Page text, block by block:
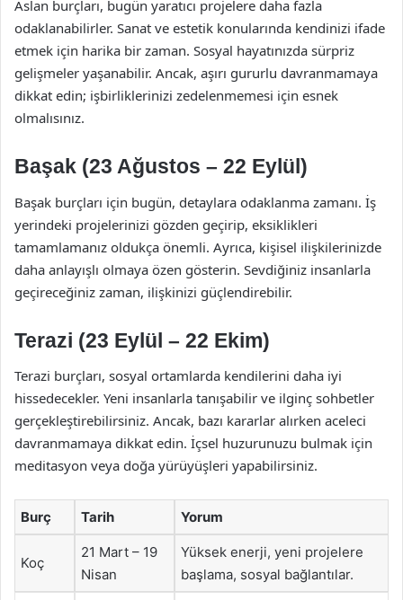
Aslan burçları, bugün yaratıcı projelere daha fazla
odaklanabilirler. Sanat ve estetik konularında kendinizi ifade
etmek için harika bir zaman. Sosyal hayatınızda sürpriz
gelişmeler yaşanabilir. Ancak, aşırı gururlu davranmamaya
dikkat edin; işbirliklerinizi zedelenmemesi için esnek
olmalısınız.
Başak (23 Ağustos – 22 Eylül)
Başak burçları için bugün, detaylara odaklanma zamanı. İş
yerindeki projelerinizi gözden geçirip, eksiklikleri
tamamlamanız oldukça önemli. Ayrıca, kişisel ilişkilerinizde
daha anlayışlı olmaya özen gösterin. Sevdiğiniz insanlarla
geçireceğiniz zaman, ilişkinizi güçlendirebilir.
Terazi (23 Eylül – 22 Ekim)
Terazi burçları, sosyal ortamlarda kendilerini daha iyi
hissedecekler. Yeni insanlarla tanışabilir ve ilginç sohbetler
gerçekleştirebilirsiniz. Ancak, bazı kararlar alırken aceleci
davranmamaya dikkat edin. İçsel huzurunuzu bulmak için
meditasyon veya doğa yürüyüşleri yapabilirsiniz.
Burç Tarih Yorum
Koç
21 Mart – 19
Nisan
Yüksek enerji, yeni projelere
başlama, sosyal bağlantılar.